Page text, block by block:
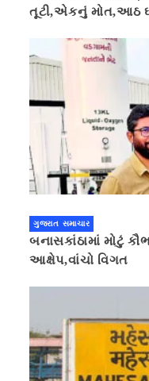
તૂટી,એકનું મોત,આઠ
ગુજરાત સમાચાર
બનાસકાંઠામાં મોટું
આક્ષેપ,વાંચો વિગત